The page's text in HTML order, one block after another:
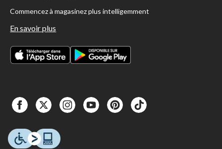
Commencez à magasinez plus intelligemment
En savoir plus